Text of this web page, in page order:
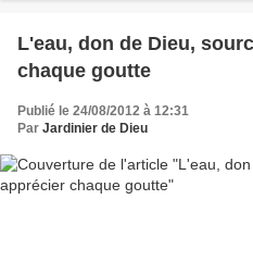
L'eau, don de Dieu,
chaque goutte
Publié le 24/08/2012 à 12:31
Par Jardinier de Dieu